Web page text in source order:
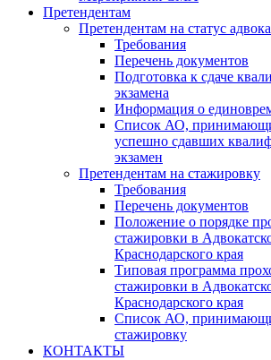
Претендентам
Претендентам на статус
Требования
Перечень документов
Подготовка к сдаче
экзамена
Информация о
Список АО,
успешно сдавших
экзамен
Претендентам на стажировку
Требования
Перечень документов
Положение о порядке
стажировки в
Краснодарского края
Типовая программа
стажировки в
Краснодарского края
Список АО,
стажировку
КОНТАКТЫ